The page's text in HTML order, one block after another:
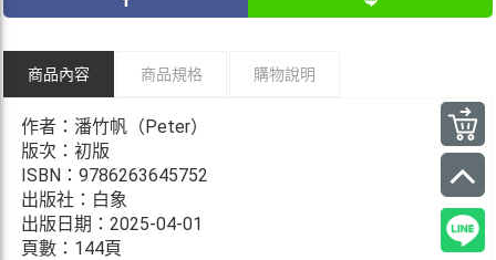
商品內容 商品規格 購物說明
作者：潘竹帆（Peter）
版次：初版
ISBN：9786263645752
出版社：白象
出版日期：2025-04-01
頁數：144頁